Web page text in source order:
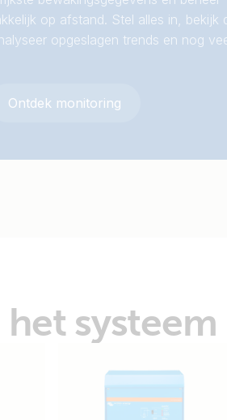
op afstand. Stel alles in, bekijk
opgeslagen trends en nog
Ontdek monitoring
het systeem